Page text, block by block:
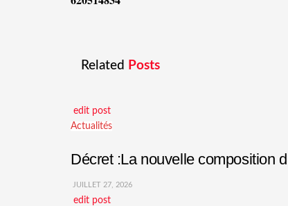
Related Posts
edit post
Actualités
Décret :La nouvelle composition
JUILLET 27, 2026
edit post